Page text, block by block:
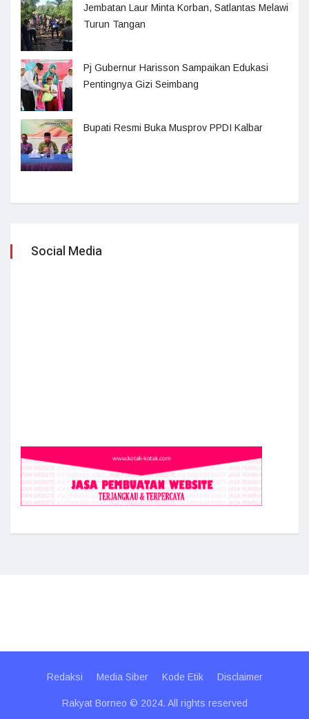
Jembatan Laur Minta Korban, Satlantas Melawi
Turun Tangan
Pj Gubernur Harisson Sampaikan Edukasi
Pentingnya Gizi Seimbang
Bupati Resmi Buka Musprov PPDI Kalbar
Social Media
Redaksi Media Siber Kode Etik Disclaimer
Rakyat Borneo © 2024. All rights reserved